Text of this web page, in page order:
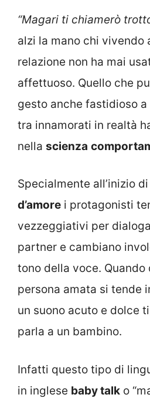
“Magari ti chiamerò
alzi la mano chi vivendo
relazione non ha mai
affettuoso. Quello che
gesto anche fastidioso
tra innamorati in realtà
nella scienza
Specialmente all’inizio
d’amore i protagonisti
vezzeggiativi per
partner e cambiano
tono della voce.
persona amata si tende
un suono acuto e dolce
parla a un bambino.
Infatti questo tipo di
in inglese baby talk o